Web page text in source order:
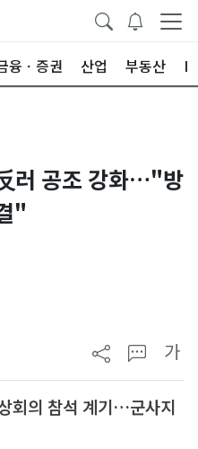
융ㆍ증권 산업 부동산
러 공조 강화…"방
"
가
회의 참석 계기…군사지